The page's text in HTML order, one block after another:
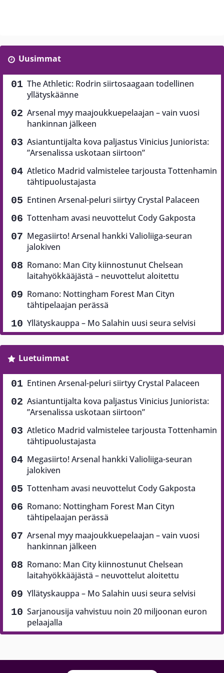
Uusimmat
The Athletic: Rodrin siirtosaagaan todellinen
yllätyskäänne
Arsenal myy maajoukkuepelaajan – vain vuosi
hankinnan jälkeen
Asiantuntijalta kova paljastus Vinicius Juniorista:
”Arsenalissa uskotaan siirtoon”
Atletico Madrid valmistelee tarjousta Tottenhamin
tähtipuolustajasta
Entinen Arsenal-peluri siirtyy Crystal Palaceen
Tottenham avasi neuvottelut Cody Gakposta
Megasiirto! Arsenal hankki Valioliiga-seuran
jalokiven
Romano: Man City kiinnostunut Chelsean
laitahyökkääjästä – neuvottelut aloitettu
Romano: Nottingham Forest Man Cityn
tähtipelaajan perässä
Yllätyskauppa – Mo Salahin uusi seura selvisi
Luetuimmat
Entinen Arsenal-peluri siirtyy Crystal Palaceen
Asiantuntijalta kova paljastus Vinicius Juniorista:
”Arsenalissa uskotaan siirtoon”
Atletico Madrid valmistelee tarjousta Tottenhamin
tähtipuolustajasta
Megasiirto! Arsenal hankki Valioliiga-seuran
jalokiven
Tottenham avasi neuvottelut Cody Gakposta
Romano: Nottingham Forest Man Cityn
tähtipelaajan perässä
Arsenal myy maajoukkuepelaajan – vain vuosi
hankinnan jälkeen
Romano: Man City kiinnostunut Chelsean
laitahyökkääjästä – neuvottelut aloitettu
Yllätyskauppa – Mo Salahin uusi seura selvisi
Sarjanousija vahvistuu noin 20 miljoonan euron
pelaajalla